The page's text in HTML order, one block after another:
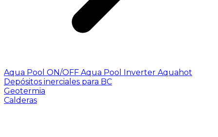
Aqua Pool ON/OFF Aqua Pool Inverter Aquahot
Depósitos inerciales para BC
Geotermia
Calderas